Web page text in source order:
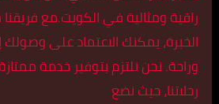
راقية ومثالية في الكويت.مع
الخبرة، يمكنك الاعتماد على
وراحة. نحن نلتزم بتوفير خدمة
رحلاتنا، حيث نضع